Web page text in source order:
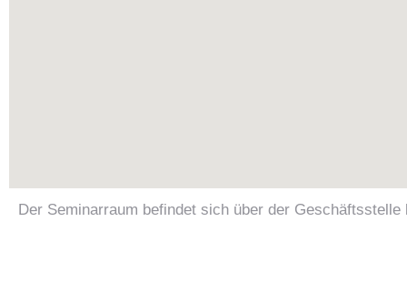
Der Seminarraum befindet sich über der